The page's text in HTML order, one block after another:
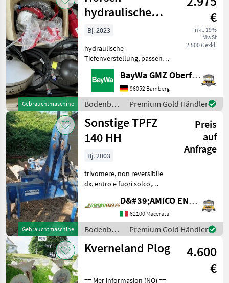
Gebrauchtmaschine
hydraulische
Tiefenverstellung
€
inkl. 19%
MwSt
2.500 € exkl.
Bj. 2023
hydraulische
Tiefenverstellung, passend
zu Horsch Joker 5 CT,
Baujahr 2023Diese
Maschine wird auf www.ab-
auction.com versteigert.
Bodenbearbeitung Sonstige
Bodenbearbe
BayWa GMZ Oberfranken
96052 Bamberg
Bodenbearbeitung
/ Horsch
Premium Gold Händler
Gebrauchtmaschine
Sonstige TPFZ
140 HH
Preis
auf
Anfrage
Bj. 2003
trivomere, non reversibile
dx, entro e fuori solco,
avanvomeri a disco, peso:
Bodenbearbeitung Pflüge
D&#39;AMICO ENGLES SRL
62100 Macerata
Bodenbearbeitung
/ Corma
Premium Gold Händler
Kverneland Plog
4.600
€
== Mer informasjon (NO) ==